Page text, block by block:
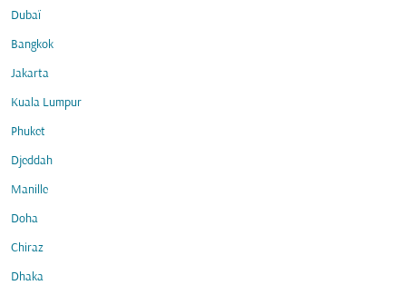
Dubaï
Bangkok
Jakarta
Kuala Lumpur
Phuket
Djeddah
Manille
Doha
Chiraz
Dhaka